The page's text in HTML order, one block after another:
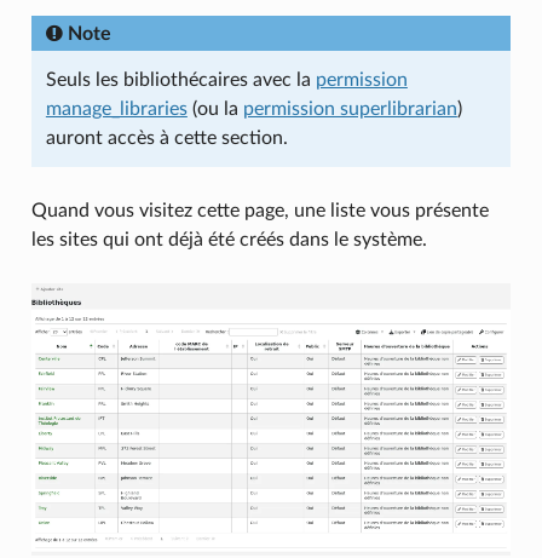
Note
Seuls les bibliothécaires avec la permission
manage_libraries(ou la permission superlibrarian)
auront accès à cette section.
Quand vous visitez cette page, une liste vous présente
les sites qui ont déjà été créés dans le système.